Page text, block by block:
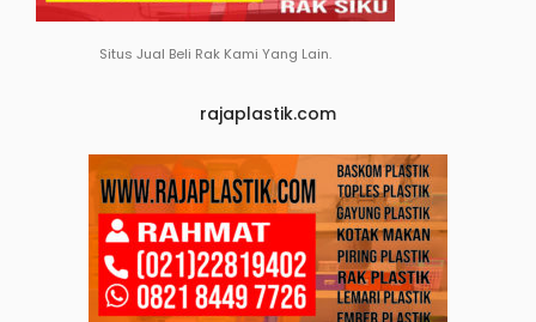
Situs Jual Beli Rak Kami Yang Lain.
rajaplastik.com